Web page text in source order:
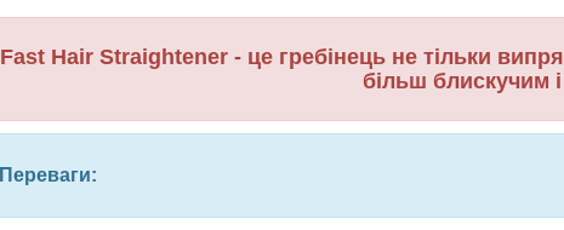
Fast Hair Straightener - це гребінець не тільки
більш блискучим
Переваги: